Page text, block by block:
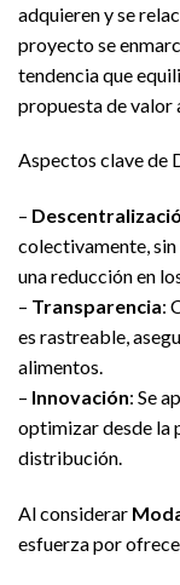
adquieren y se
proyecto se
tendencia que
propuesta de valor
Aspectos clave de
–
colectivamente,
una reducción en
– Transparencia:
es rastreable,
alimentos.
– Innovación: Se
optimizar desde la
distribución.
Al considerar
esfuerza por